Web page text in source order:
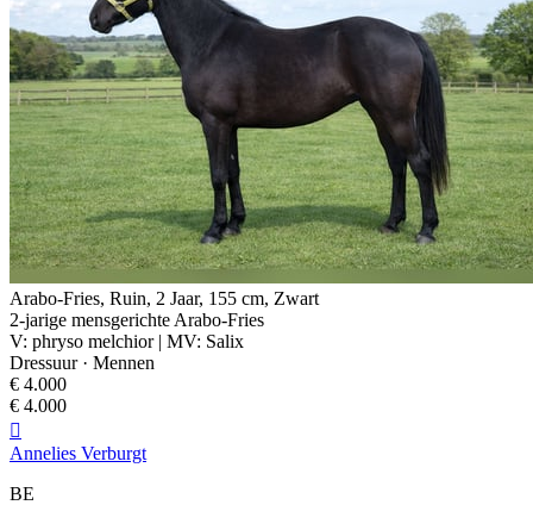
Arabo-Fries, Ruin, 2 Jaar, 155 cm, Zwart
2-jarige mensgerichte Arabo-Fries
V: phryso melchior | MV: Salix
Dressuur · Mennen
€ 4.000
€ 4.000

Annelies Verburgt
BE